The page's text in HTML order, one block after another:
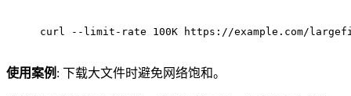
curl --limit-rate 100K https://example.com/
使用案例 : 下载大文件时避免网络饱和。